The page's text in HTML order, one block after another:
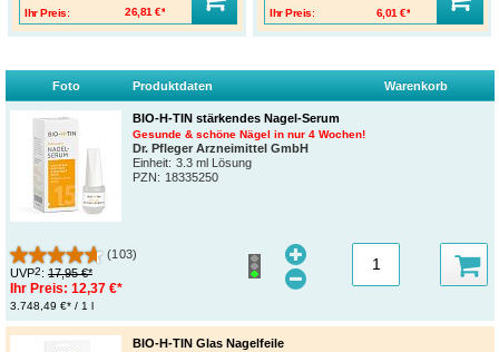
Ihr Preis:
26,81 €*
Ihr Preis:
6,01 €*
Foto Produktdaten Warenkorb
BIO-H-TIN stärkendes Nagel-Serum
Gesunde & schöne Nägel in nur 4 Wochen!
Dr. Pfleger Arzneimittel GmbH
Einheit: 3.3 ml Lösung
PZN: 18335250
(103)
UVP2: 17,95 €*
Ihr Preis: 12,37 €*
3.748,49 €* / 1 l
BIO-H-TIN Glas Nagelfeile